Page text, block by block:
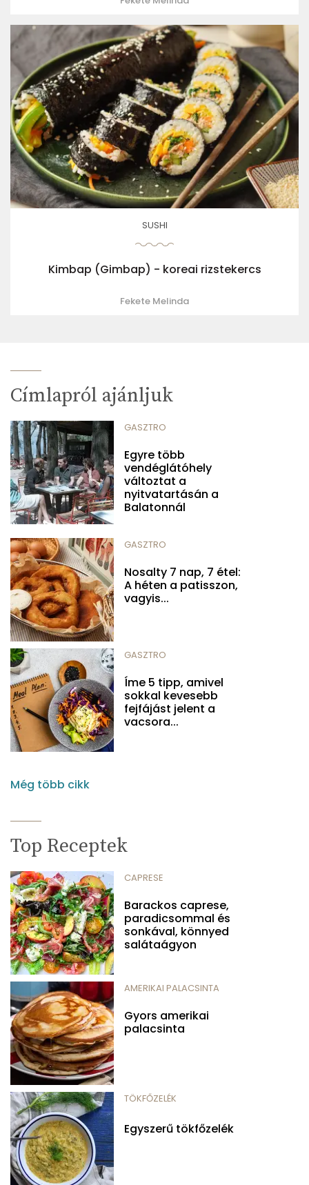
SUSHI
Kimbap (Gimbap) - koreai rizstekercs
Fekete Melinda
Címlapról ajánljuk
GASZTRO
Egyre több
vendéglátóhely
változtat a
nyitvatartásán a
Balatonnál
GASZTRO
Nosalty 7 nap, 7 étel:
A héten a patisszon,
vagyis...
GASZTRO
Íme 5 tipp, amivel
sokkal kevesebb
fejfájást jelent a
vacsora...
Még több cikk
Top Receptek
CAPRESE
Barackos caprese,
paradicsommal és
sonkával, könnyed
salátaágyon
AMERIKAI PALACSINTA
Gyors amerikai
palacsinta
TÖKFŐZELÉK
Egyszerű tökfőzelék